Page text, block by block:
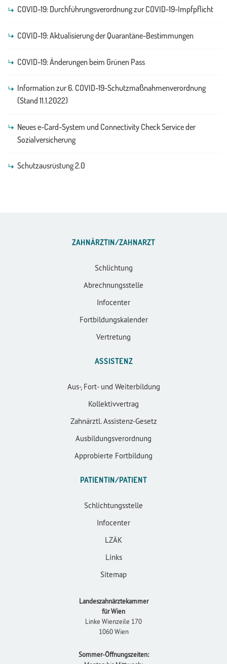
COVID-19: Durchführungsverordnung zur COVID-19-Impfpflicht
COVID-19: Aktualisierung der Quarantäne-Bestimmungen
COVID-19: Änderungen beim Grünen Pass
Information zur 6. COVID-19-Schutzmaßnahmenverordnung
(Stand 11.1.2022)
Neues e-Card-System und Connectivity Check Service der
Sozialversicherung
Schutzausrüstung 2.0
ZAHNÄRZTIN/ZAHNARZT
Schlichtung
Abrechnungsstelle
Infocenter
Fortbildungskalender
Vertretung
ASSISTENZ
Aus-, Fort- und Weiterbildung
Kollektivvertrag
Zahnärztl. Assistenz-Gesetz
Ausbildungsverordnung
Approbierte Fortbildung
PATIENTIN/PATIENT
Schlichtungsstelle
Infocenter
LZÄK
Links
Sitemap
Landeszahnärztekammer
für Wien
Linke Wienzeile 170
1060 Wien
Sommer-Öffnungszeiten: